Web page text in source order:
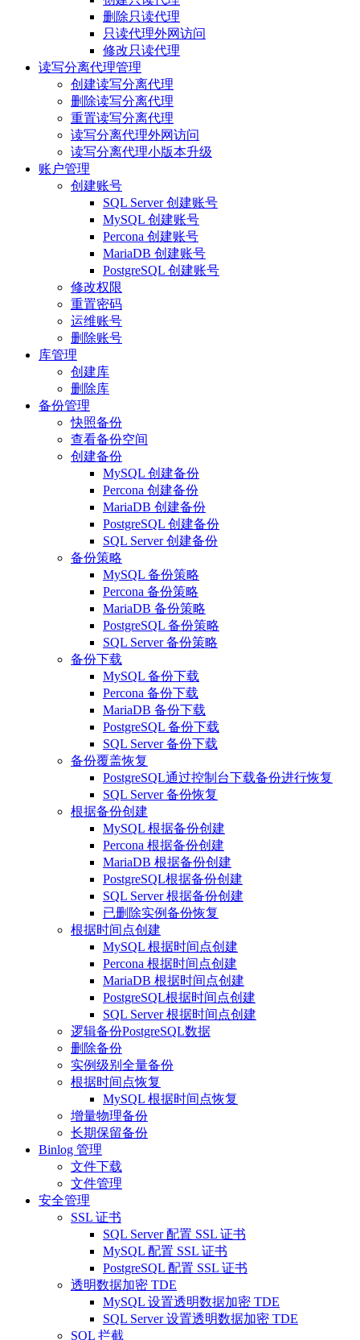
删除只读代理
只读代理外网访问
修改只读代理
读写分离代理管理
创建读写分离代理
删除读写分离代理
重置读写分离代理
读写分离代理外网访问
读写分离代理小版本升级
账户管理
创建账号
SQL Server 创建账号
MySQL 创建账号
Percona 创建账号
MariaDB 创建账号
PostgreSQL 创建账号
修改权限
重置密码
运维账号
删除账号
库管理
创建库
删除库
备份管理
快照备份
查看备份空间
创建备份
MySQL 创建备份
Percona 创建备份
MariaDB 创建备份
PostgreSQL 创建备份
SQL Server 创建备份
备份策略
MySQL 备份策略
Percona 备份策略
MariaDB 备份策略
PostgreSQL 备份策略
SQL Server 备份策略
备份下载
MySQL 备份下载
Percona 备份下载
MariaDB 备份下载
PostgreSQL 备份下载
SQL Server 备份下载
备份覆盖恢复
PostgreSQL通过控制台下载备份进行恢复
SQL Server 备份恢复
根据备份创建
MySQL 根据备份创建
Percona 根据备份创建
MariaDB 根据备份创建
PostgreSQL根据备份创建
SQL Server 根据备份创建
已删除实例备份恢复
根据时间点创建
MySQL 根据时间点创建
Percona 根据时间点创建
MariaDB 根据时间点创建
PostgreSQL根据时间点创建
SQL Server 根据时间点创建
逻辑备份PostgreSQL数据
删除备份
实例级别全量备份
根据时间点恢复
MySQL 根据时间点恢复
增量物理备份
长期保留备份
Binlog 管理
文件下载
文件管理
安全管理
SSL 证书
SQL Server 配置 SSL 证书
MySQL 配置 SSL 证书
PostgreSQL 配置 SSL 证书
透明数据加密 TDE
MySQL 设置透明数据加密 TDE
SQL Server 设置透明数据加密 TDE
SQL 拦截